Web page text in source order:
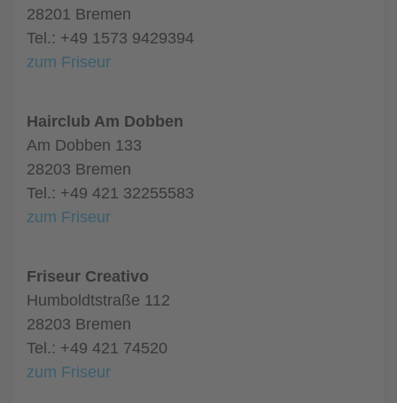
28201 Bremen
Tel.: +49 1573 9429394
zum Friseur
Hairclub Am Dobben
Am Dobben 133
28203 Bremen
Tel.: +49 421 32255583
zum Friseur
Friseur Creativo
Humboldtstraße 112
28203 Bremen
Tel.: +49 421 74520
zum Friseur